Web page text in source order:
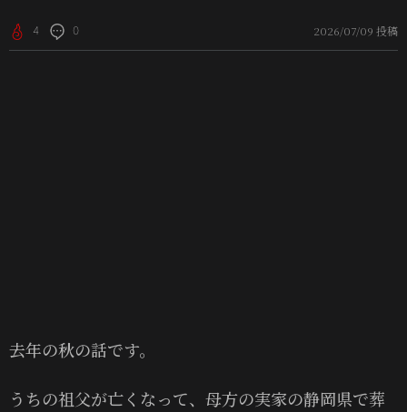
4 0 2026/07/09 投稿
去年の秋の話です。
うちの祖父が亡くなって、母方の実家の静岡県で葬